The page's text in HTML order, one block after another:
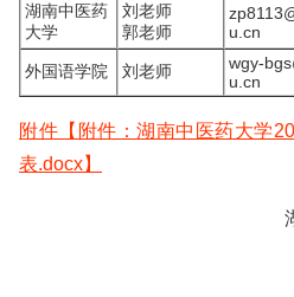
湖南中医药
大学
刘老师
郭老师
u.cn
外国语学院 刘老师
wgy-
u.cn
附件【附件：湖南中医药大学
表.docx】